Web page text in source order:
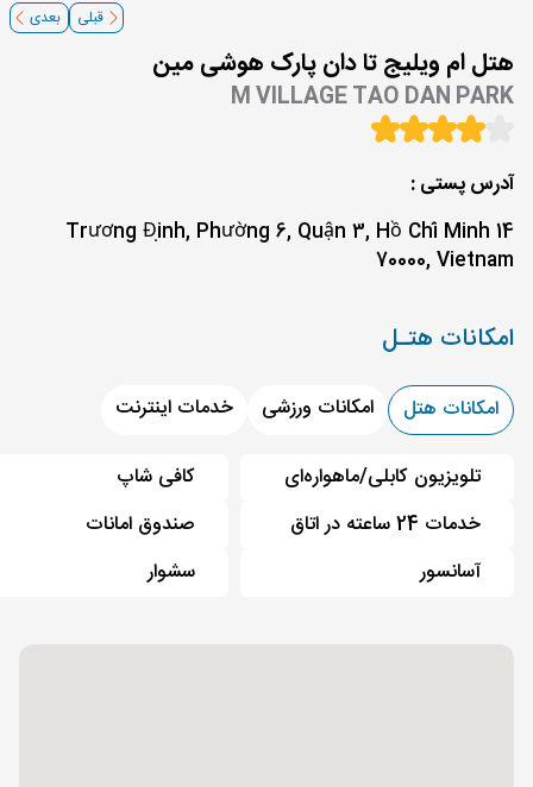
قبلی بعدی
هتل ام ویلیج تا دان پارک هوشی مین
M VILLAGE TAO DAN PARK
آدرس پستی :
14 Trương Định, Phường 6, Quận 3, Hồ Chí Minh
70000, Vietnam
امکانات هتـل
امکانات هتل امکانات ورزشی خدمات اینترنت
تلویزیون کابلی/ماهواره‌ای
خدمات 24 ساعته در اتاق
آسانسور
کافی شاپ
صندوق امانات
سشوار